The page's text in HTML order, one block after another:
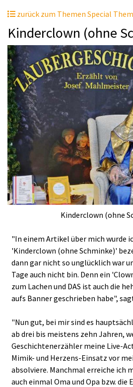
zurück zum Themen Special
Kinderclown (ohne
Kinderclown (ohne
"In einem Artikel über mich wurde
'Kinderclown (ohne Schminke)'
dann gar nicht so unglücklich war
Tage auch nicht bin. Denn ein
zum Lachen und DAS ist auch die
aufs Banner geschrieben habe",
"Nun gut, bei mir sind es
ab drei bis meistens zehn Jahren,
Geschichtenerzähler meine Live-
Mimik- und Herzens-Einsatz vor
absolviere. Manchmal erreiche ich
auch einmal Oma und Opa bzw. die